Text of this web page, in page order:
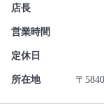
店長
営業時間
定休日
所在地 〒